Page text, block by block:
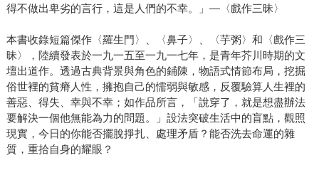
得不做出卑劣的言行，這是人們的不幸。」—〈戲作三昧〉
本書收錄短篇傑作〈羅生門〉、〈鼻子〉、〈芋粥〉和〈戲作三
昧〉，陸續發表於一九一五至一九一七年，是青年芥川時期的文
壇出道作。透過古典背景與角色的鋪陳，物語式情節布局，挖掘
俗世裡的貧瘠人性，擁抱自己的懦弱與敏感，反覆驗算人生裡的
善惡、得失、幸與不幸；如作品所言，「說穿了，就是想盡辦法
要解決一個他無能為力的問題。」設法突破生活中的盲點，觀照
現實，今日的你能否擺脫掙扎、處理矛盾？能否洗去命運的雜
質，重拾自身的耀眼？